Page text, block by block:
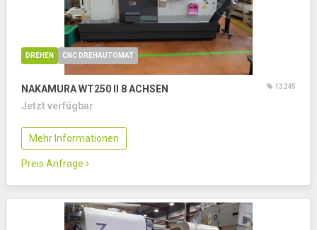
DREHEN CNC DREHAUTOMAT
NAKAMURA WT250 II 8 ACHSEN 13245
Jetzt verfügbar
Mehr Informationen
Preis Anfrage